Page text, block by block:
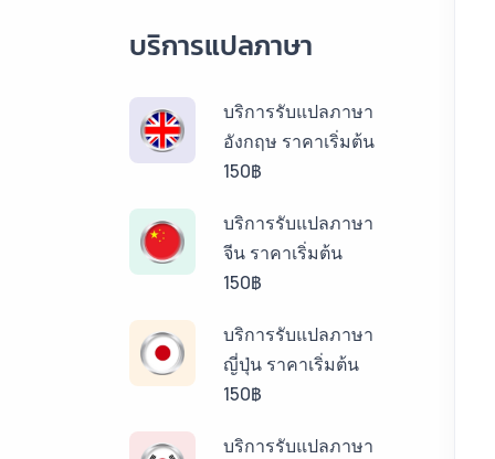
บริการแปลภาษา
บริการรับแปลภาษา
อังกฤษ ราคาเริ่มต้น
150฿
บริการรับแปลภาษา
จีน ราคาเริ่มต้น
150฿
บริการรับแปลภาษา
ญี่ปุ่น ราคาเริ่มต้น
150฿
บริการรับแปลภาษา